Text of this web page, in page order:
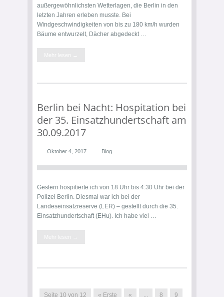
außergewöhnlichsten Wetterlagen, die Berlin in den
letzten Jahren erleben musste. Bei
Windgeschwindigkeiten von bis zu 180 km/h wurden
Bäume entwurzelt, Dächer abgedeckt …
Mehr lesen →
Berlin bei Nacht: Hospitation bei
der 35. Einsatzhundertschaft am
30.09.2017
Oktober 4, 2017 Blog
Gestern hospitierte ich von 18 Uhr bis 4:30 Uhr bei der
Polizei Berlin. Diesmal war ich bei der
Landeseinsatzreserve (LER) – gestellt durch die 35.
Einsatzhundertschaft (EHu). Ich habe viel …
Mehr lesen →
Seite 10 von 12 « Erste « 8
9